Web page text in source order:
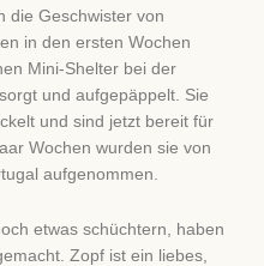
die Geschwister von
in den ersten Wochen
Mini-Shelter bei der
und aufgepäppelt. Sie
und sind jetzt bereit für
Wochen wurden sie von
aufgenommen.
etwas schüchtern, haben
Zopf ist ein liebes,